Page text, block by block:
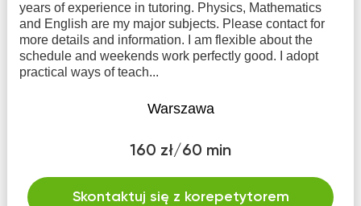
years of experience in tutoring. Physics, Mathematics
and English are my major subjects. Please contact for
more details and information. I am flexible about the
schedule and weekends work perfectly good. I adopt
practical ways of teach...
Warszawa
160 zł/60 min
Skontaktuj się z korepetytorem